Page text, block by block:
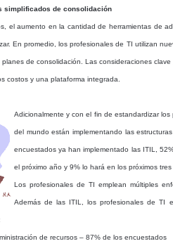
simplificados de consolidación
el aumento en la cantidad de herramientas de
En promedio, los profesionales de TI utilizan
de consolidación. Las consideraciones
costos y una plataforma integrada.
Adicionalmente y con el fin de estandardizar
del mundo están implementando las
encuestados ya han implementado las ITIL,
el próximo año y 9% lo hará en los próximos tres
Los profesionales de TI emplean múltiples
Además de las ITIL, los profesionales de TI
de recursos – 87% de los encuestados